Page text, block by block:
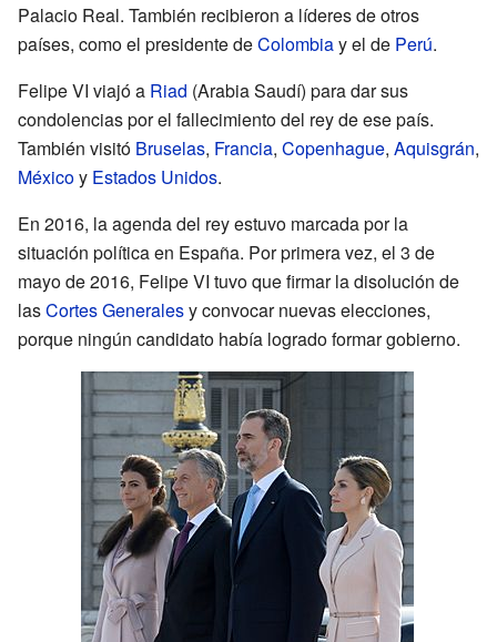
Palacio Real. También recibieron a líderes de otros
países, como el presidente deColombiay el de Perú.
Felipe VI viajó a Riad (Arabia Saudí) para dar sus
condolencias por el fallecimiento del rey de ese país.
También visitó Bruselas, Francia, Copenhague, Aquisgrán,
Méxicoy Estados Unidos.
En 2016, la agenda del rey estuvo marcada por la
situación política en España. Por primera vez, el 3 de
mayo de 2016, Felipe VI tuvo que firmar la disolución de
lasCortes Generalesy convocar nuevas elecciones,
porque ningún candidato había logrado formar gobierno.